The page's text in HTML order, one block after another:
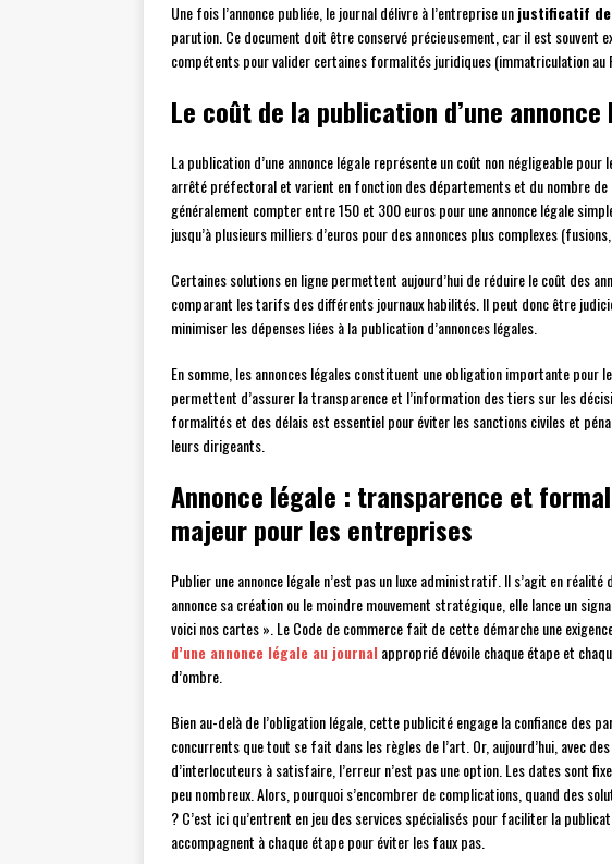
Une fois l’annonce publiée, le journal délivre à l’entreprise unjustificatif
parution. Ce document doit être conservé précieusement, car il est souvent
compétents pour valider certaines formalités juridiques (immatriculation au
Le coût de la publication d’une annonce
La publication d’une annonce légale représente un coût non négligeable
arrêté préfectoral et varient en fonction des départements et du nombre de
généralement compter entre 150 et 300 euros pour une annonce légale
jusqu’à plusieurs milliers d’euros pour des annonces plus complexes
Certaines solutions en ligne permettent aujourd’hui de réduire le coût des
comparant les tarifs des différents journaux habilités. Il peut donc être
minimiser les dépenses liées à la publication d’annonces légales.
En somme, les annonces légales constituent une obligation importante pour
permettent d’assurer la transparence et l’information des tiers sur les
formalités et des délais est essentiel pour éviter les sanctions civiles et
leurs dirigeants.
Annonce légale : transparence et
majeur pour les entreprises
Publier une annonce légale n’est pas un luxe administratif. Il s’agit en
annonce sa création ou le moindre mouvement stratégique, elle lance un
voici nos cartes ». Le Code de commerce fait de cette démarche une
d’une annonce légale au journal approprié dévoile chaque étape et
d’ombre.
Bien au-delà de l’obligation légale, cette publicité engage la confiance des
concurrents que tout se fait dans les règles de l’art. Or, aujourd’hui, avec
d’interlocuteurs à satisfaire, l’erreur n’est pas une option. Les dates sont
peu nombreux. Alors, pourquoi s’encombrer de complications, quand des
? C’est ici qu’entrent en jeu des services spécialisés pour faciliter la
accompagnent à chaque étape pour éviter les faux pas.